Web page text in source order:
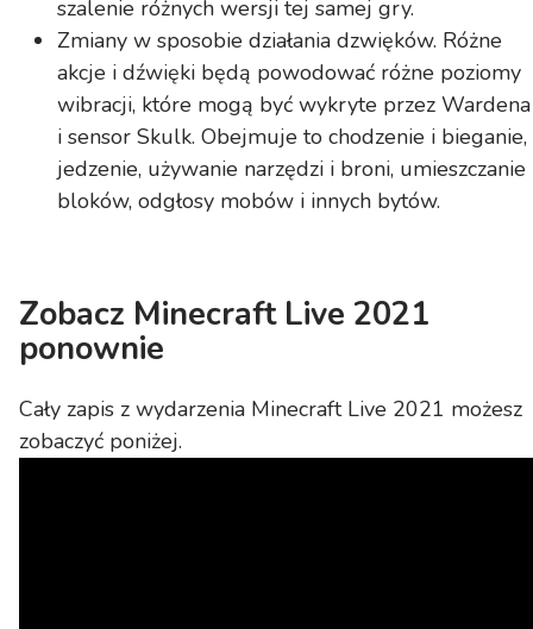
szalenie różnych wersji tej samej gry.
Zmiany w sposobie działania dzwięków. Różne
akcje i dźwięki będą powodować różne poziomy
wibracji, które mogą być wykryte przez Wardena
i sensor Skulk. Obejmuje to chodzenie i bieganie,
jedzenie, używanie narzędzi i broni, umieszczanie
bloków, odgłosy mobów i innych bytów.
Zobacz Minecraft Live 2021
ponownie
Cały zapis z wydarzenia Minecraft Live 2021 możesz
zobaczyć poniżej.